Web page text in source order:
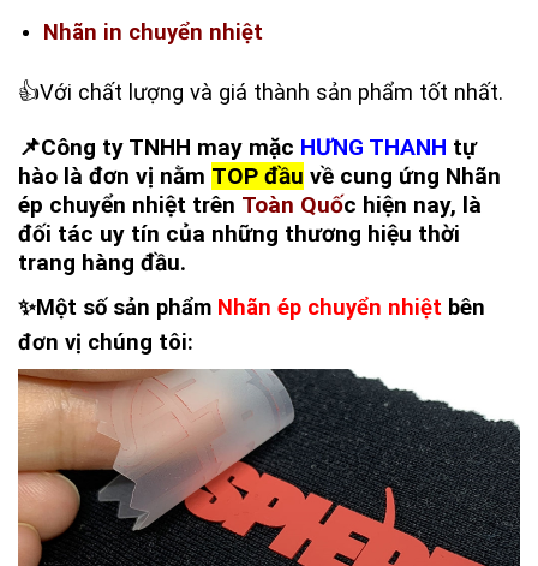
Nhãn in chuyển nhiệt
‪👍Với chất lượng và giá thành sản phẩm tốt nhất.
📌Công ty TNHH may mặc HƯNG THANH tự
hào là đơn vị nằm TOP đầu về cung ứng Nhãn
ép chuyển nhiệt trên Toàn Quốc hiện nay, là
đối tác uy tín của những thương hiệu thời
trang hàng đầu.
✨Một số sản phẩm Nhãn ép chuyển nhiệt bên
đơn vị chúng tôi: